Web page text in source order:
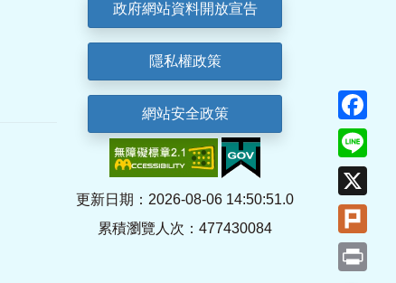
政府網站資料開放宣告
隱私權政策
網站安全政策
更新日期：2026-08-06 14:50:51.0
累積瀏覽人次：477430084